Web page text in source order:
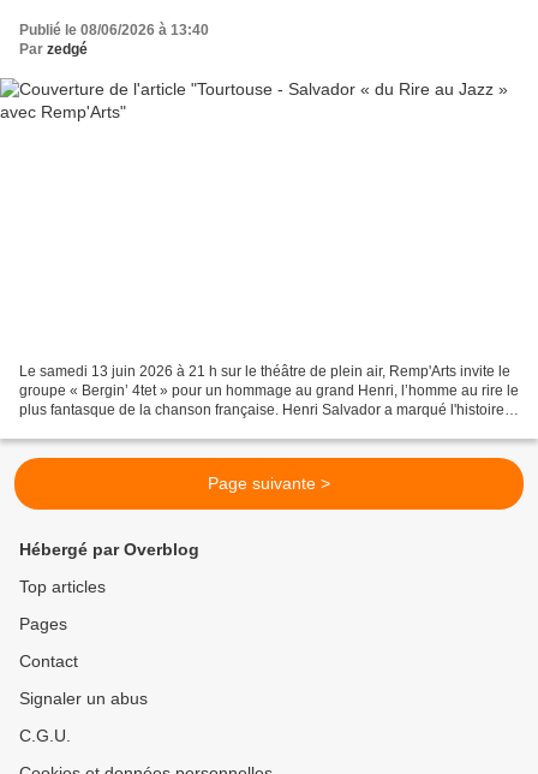
Publié le 08/06/2026 à 13:40
Par zedgé
Le samedi 13 juin 2026 à 21 h sur le théâtre de plein air, Remp'Arts invite le
groupe « Bergin’ 4tet » pour un hommage au grand Henri, l’homme au rire le
plus fantasque de la chanson française. Henri Salvador a marqué l'histoire
Page suivante >
Hébergé par Overblog
Top articles
Pages
Contact
Signaler un abus
C.G.U.